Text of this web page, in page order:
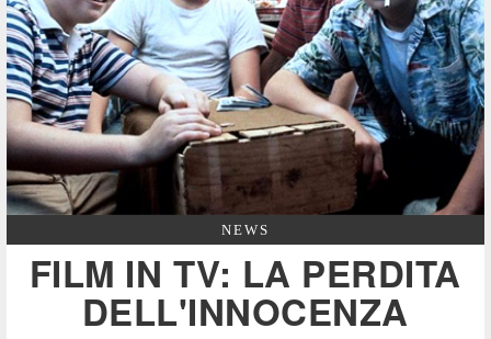
NEWS
FILM IN TV: LA PERDITA
DELL'INNOCENZA